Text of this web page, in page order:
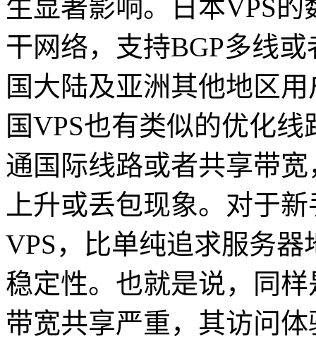
生显著影响。日本VPS
干网络，支持BGP多线
国大陆及亚洲其他地区
国VPS也有类似的优化
通国际线路或者共享带
上升或丢包现象。对于
VPS，比单纯追求服务
稳定性。也就是说，同
带宽共享严重，其访问